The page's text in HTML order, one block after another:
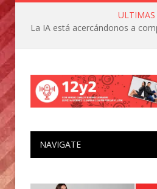
ULTIMAS
NAVIGATE